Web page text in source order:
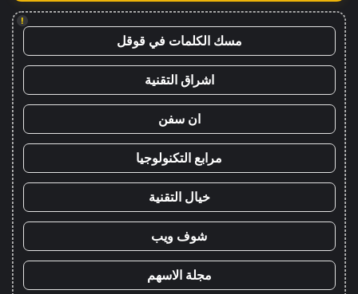
!
مسك الكلمات في قوقل
اشراق التقنية
ان سفن
مرابع التكنولوجيا
خيال التقنية
شوف ويب
مجلة الاسهم